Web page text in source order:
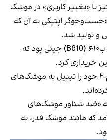
با «تغییر کاربری» در موشک
«جست‌وجوگر اپتیکی به آن که
و تولید شد.
تندر ۶۹ نیز در واقع همان موشک ب۶۱۰ (B610) چینی بود که
حوثی‌ها موشک‌های پدافندی سام-۲ خود را تبدیل به موشک‌های
«ضد شناور موشک‌های
که مانند موشک قدر، به